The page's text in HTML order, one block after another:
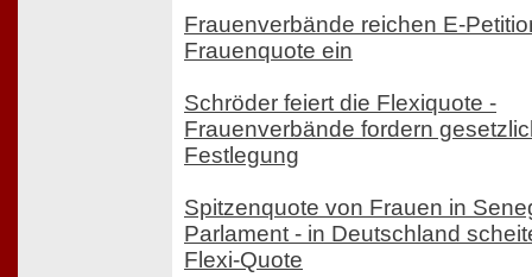
Frauenverbände reichen E-
Frauenquote ein
Schröder feiert die Flexiquote -
Frauenverbände fordern
Festlegung
Spitzenquote von Frauen in
Parlament - in Deutschland
Flexi-Quote